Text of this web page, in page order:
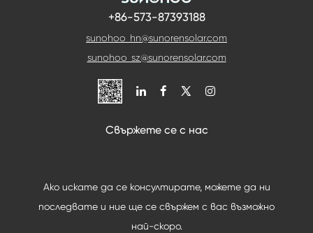
+86-573-87393188
sunohoo_hn@sunorensolar.com
sunohoo_sz@sunorensolar.com

Свържете се с нас
Ако искате да се консултирате, можете да ни
последвате и ние ще се свържем с вас възможно
най-скоро.